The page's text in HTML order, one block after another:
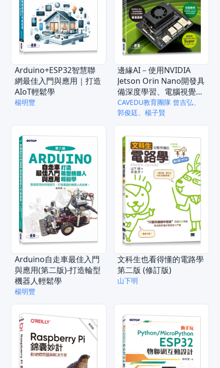
Arduino+ESP32智慧聯
網最佳入門與應用｜打造
AIoT輕鬆學
楊明豐
邊緣AI－使用NVIDIA
Jetson Orin Nano開發具
備深度學習、電腦視覺與
生成式AI功能的ROS2機
器人
CAVEDU教育團隊 曾吉弘、
郭俊廷、楊子賢
Arduino自走車最佳入門
與應用(第二版)-打造輪型
機器人輕鬆學
楊明豐
文科生也看得懂的電路學
第二版 (修訂版)
山下明